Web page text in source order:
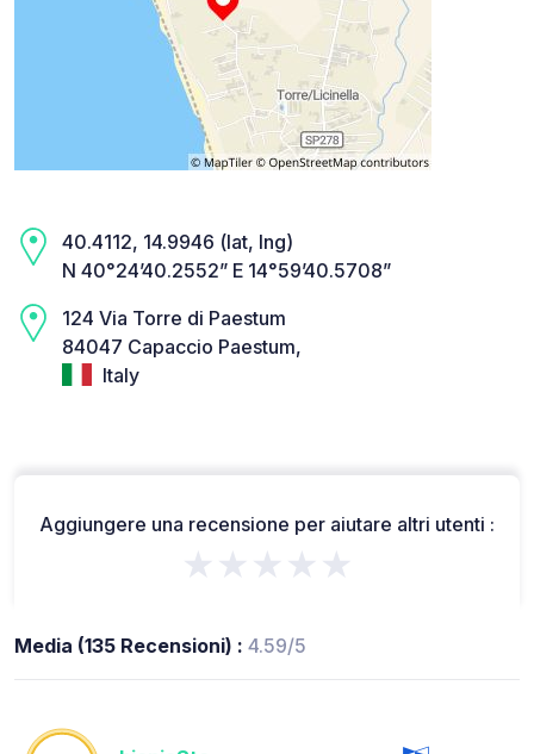
40.4112, 14.9946 (lat, lng)
N 40°24’40.2552” E 14°59’40.5708”
124 Via Torre di Paestum
84047 Capaccio Paestum,
Italy
Aggiungere una recensione per aiutare altri utenti :
★★★★★
Media (135 Recensioni) : 4.59/5